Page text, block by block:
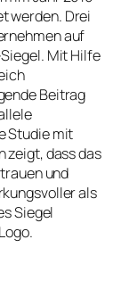
werden. Drei
auf
Mit Hilfe
Beitrag
Studie mit
zeigt, dass das
und
als
Siegel